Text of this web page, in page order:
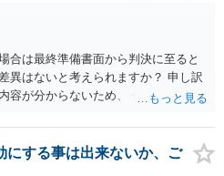
合は最終準備書面から判決に至ると
異はないと考えられますか？ 申し訳
容が分からないため、 何とも回答が
か、 訴訟資料を持って面談相談に行
論として回答するなら、和解案と判
あっても）食い違うことが多いで
にする事は出来ないか、ご